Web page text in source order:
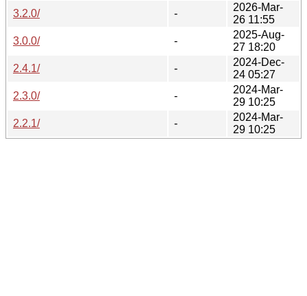
3.2.0/
-
2026-Mar-
26 11:55
3.0.0/
-
2025-Aug-
27 18:20
2.4.1/
-
2024-Dec-
24 05:27
2.3.0/
-
2024-Mar-
29 10:25
2.2.1/
-
2024-Mar-
29 10:25